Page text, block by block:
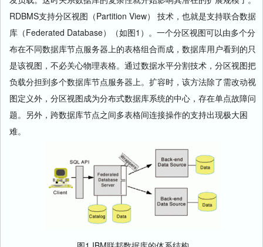
RDBMS支持分区视图（Partition View） 技术，也就是支持联合数据
库（Federated Database）（如图1）。一个分区视图可以由多个分
布在不同数据库节点服务器上的表格组合而成，数据库用户看到的只
是该视图，不必关心物理表格。通过数据水平分割技术，分区视图把
负载分担到多个数据库节点服务器上。扩容时，该方法除了需改动视
图定义外，分区视图成为分布式数据库系统的中心，存在单点故障问
题。另外，跨数据库节点之间多表格间连接操作的支持出现极大困
难。